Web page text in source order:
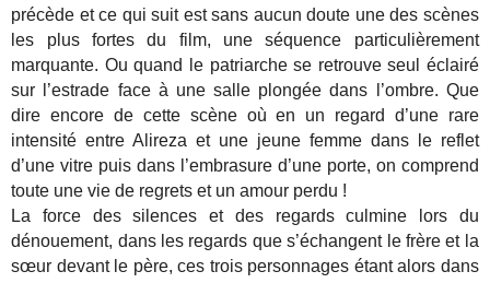
précède et ce qui suit est sans aucun doute une des scènes
les plus fortes du film, une séquence particulièrement
marquante. Ou quand le patriarche se retrouve seul éclairé
sur l’estrade face à une salle plongée dans l’ombre. Que
dire encore de cette scène où en un regard d’une rare
intensité entre Alireza et une jeune femme dans le reflet
d’une vitre puis dans l’embrasure d’une porte, on comprend
toute une vie de regrets et un amour perdu !
La force des silences et des regards culmine lors du
dénouement, dans les regards que s’échangent le frère et la
sœur devant le père, ces trois personnages étant alors dans